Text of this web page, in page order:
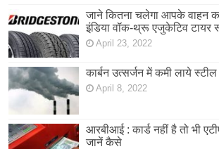
जाने कितना चलेगा आपके वाहन
इंडिया वॉक-थ्रू एजुकेटिव टायर
April 23, 2022
कार्बन उत्सर्जन में कमी लाये स्टील
April 8, 2022
आरबीआई : कार्ड नहीं है तो भी
जानें कैसे